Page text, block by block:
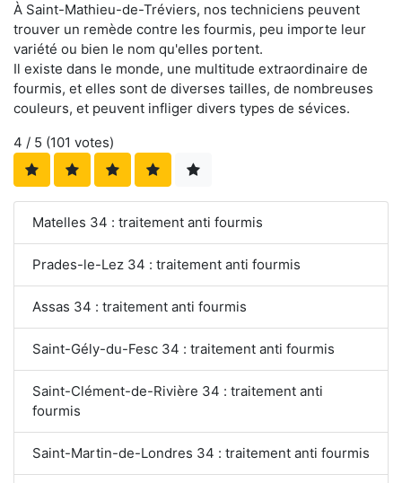
À Saint-Mathieu-de-Tréviers, nos techniciens peuvent
trouver un remède contre les fourmis, peu importe leur
variété ou bien le nom qu'elles portent.
Il existe dans le monde, une multitude extraordinaire de
fourmis, et elles sont de diverses tailles, de nombreuses
couleurs, et peuvent infliger divers types de sévices.
4 / 5 (101 votes)
Matelles 34 : traitement anti fourmis
Prades-le-Lez 34 : traitement anti fourmis
Assas 34 : traitement anti fourmis
Saint-Gély-du-Fesc 34 : traitement anti fourmis
Saint-Clément-de-Rivière 34 : traitement anti
fourmis
Saint-Martin-de-Londres 34 : traitement anti fourmis